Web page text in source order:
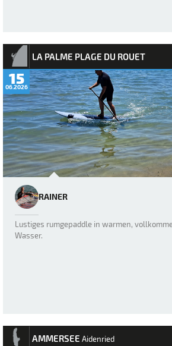
LA PALME PLAGE DU ROUET
15
06.2026
RAINER
Lustiges rumgepaddle in warmen,
Wasser.
AMMERSEE Aidenried